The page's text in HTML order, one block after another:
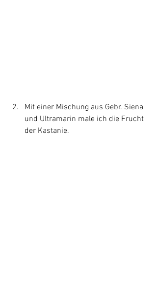
Mit einer Mischung aus Gebr. Siena
und Ultramarin male ich die Frucht
der Kastanie.